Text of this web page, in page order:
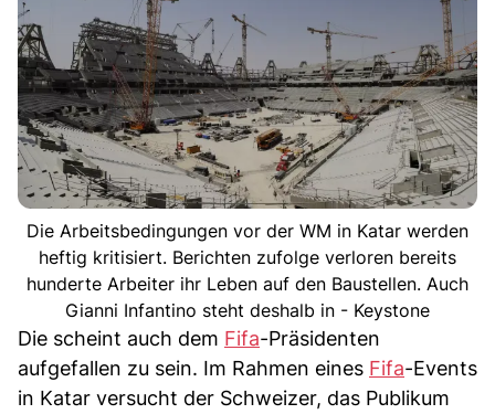
Die Arbeitsbedingungen vor der WM in Katar werden
heftig kritisiert. Berichten zufolge verloren bereits
hunderte Arbeiter ihr Leben auf den Baustellen. Auch
Gianni Infantino steht deshalb in - Keystone
Die scheint auch dem Fifa-Präsidenten
aufgefallen zu sein. Im Rahmen eines Fifa-Events
in Katar versucht der Schweizer, das Publikum